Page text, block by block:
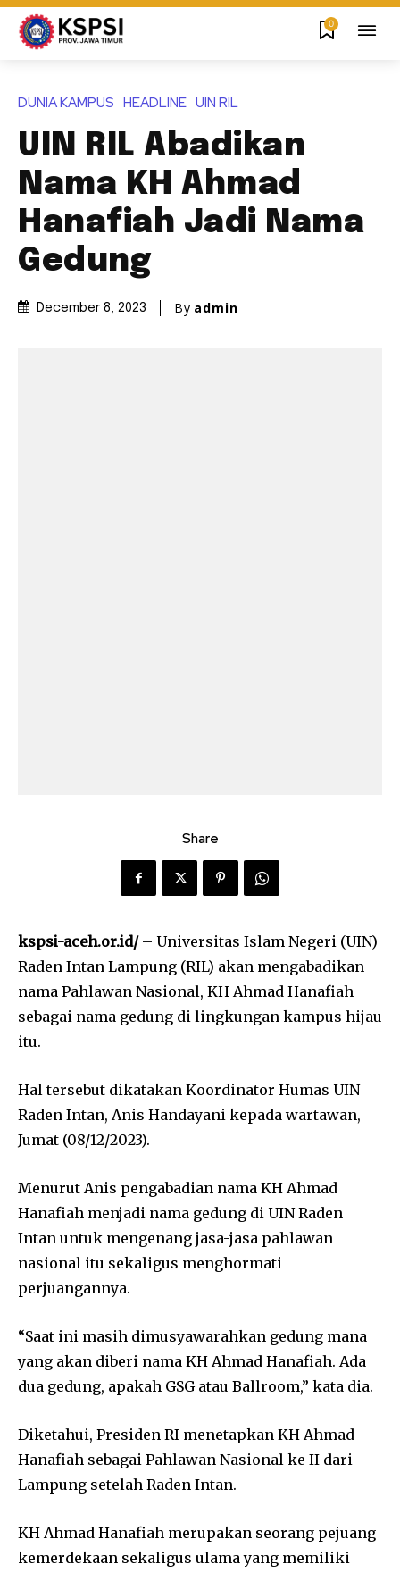
0
DUNIA KAMPUS HEADLINE UIN RIL
UIN RIL Abadikan
Nama KH Ahmad
Hanafiah Jadi Nama
Gedung
December 8, 2023 By admin
Share
kspsi-aceh.or.id/– Universitas Islam Negeri (UIN)
Raden Intan Lampung (RIL) akan mengabadikan
nama Pahlawan Nasional, KH Ahmad Hanafiah
sebagai nama gedung di lingkungan kampus hijau
itu.
Hal tersebut dikatakan Koordinator Humas UIN
Raden Intan, Anis Handayani kepada wartawan,
Jumat (08/12/2023).
Menurut Anis pengabadian nama KH Ahmad
Hanafiah menjadi nama gedung di UIN Raden
Intan untuk mengenang jasa-jasa pahlawan
nasional itu sekaligus menghormati
perjuangannya.
“Saat ini masih dimusyawarahkan gedung mana
yang akan diberi nama KH Ahmad Hanafiah. Ada
dua gedung, apakah GSG atau Ballroom,” kata dia.
Diketahui, Presiden RI menetapkan KH Ahmad
Hanafiah sebagai Pahlawan Nasional ke II dari
Lampung setelah Raden Intan.
KH Ahmad Hanafiah merupakan seorang pejuang
kemerdekaan sekaligus ulama yang memiliki